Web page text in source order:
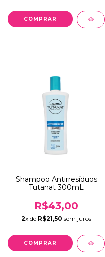
Shampoo Antirresíduos
Tutanat 300mL
R$43,00
2x de R$21,50 sem juros